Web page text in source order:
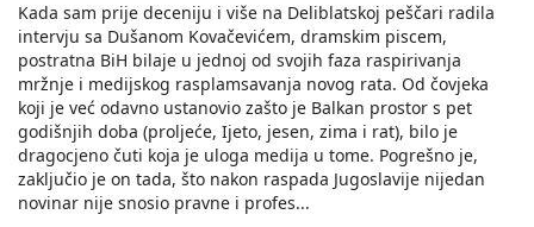
Kada sam prije deceniju i više na Deliblatskoj peščari radila
intervju sa Dušanom Kovačevićem, dramskim piscem,
postratna BiH bilaje u jednoj od svojih faza raspirivanja
mržnje i medijskog rasplamsavanja novog rata. Od čovjeka
koji je već odavno ustanovio zašto je Balkan prostor s pet
godišnjih doba (proljeće, Ijeto, jesen, zima i rat), bilo je
dragocjeno čuti koja je uloga medija u tome. Pogrešno je,
zaključio je on tada, što nakon raspada Jugoslavije nijedan
novinar nije snosio pravne i profes...